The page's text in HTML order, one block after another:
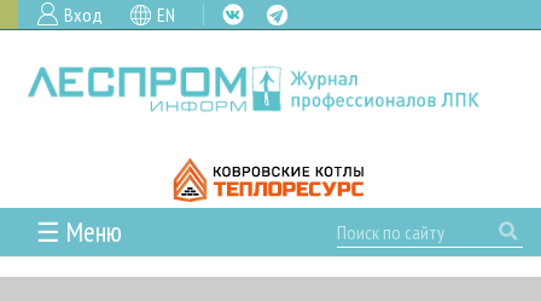
Вход EN
☰ Меню
ГЛАВНАЯ